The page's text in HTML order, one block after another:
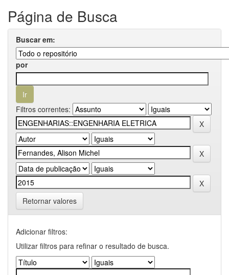
Página de Busca
Buscar em:
por
Filtros correntes:
Retornar valores
Adicionar filtros:
Utilizar filtros para refinar o resultado de busca.